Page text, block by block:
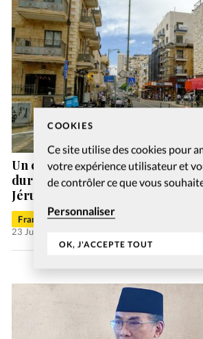
COOKIES
Ce site utilise des cookies pour
votre expérience utilisateur et
de contrôler ce que vous
Personnaliser
OK, J'ACCEPTE TOUT
Un café tenu par des juifs
durant le Shabbat, provoque des
Jérusalem
Francis-George Sarpédon
23 Juil 2026